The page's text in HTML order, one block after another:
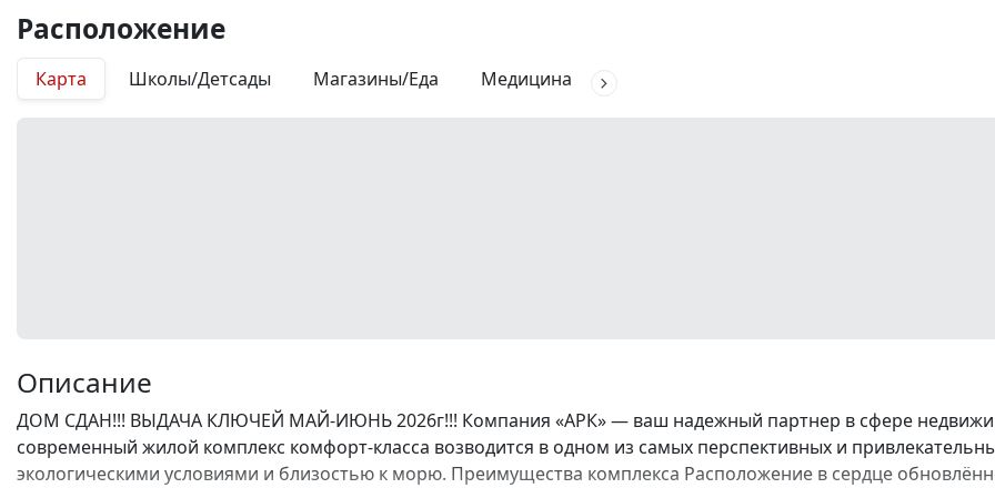
Расположение
Карта Школы/Детсады Магазины/Еда Медицина
Описание
ДОМ СДАН!!! ВЫДАЧА КЛЮЧЕЙ МАЙ-ИЮНЬ 2026г!!! Компания «АРК» — ваш надежный партнер в сфере
современный жилой комплекс комфорт-класса возводится в одном из самых перспективных и
экологическими условиями и близостью к морю. Преимущества комплекса Расположение в сердце